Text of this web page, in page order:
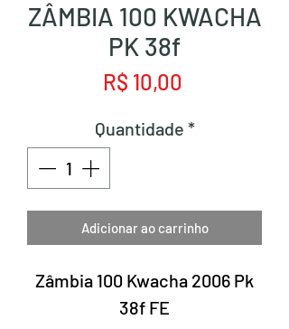
ZÂMBIA 100 KWACHA
PK 38f
R$ 10,00
Quantidade *
Adicionar ao carrinho
Zâmbia 100 Kwacha 2006 Pk
38f FE